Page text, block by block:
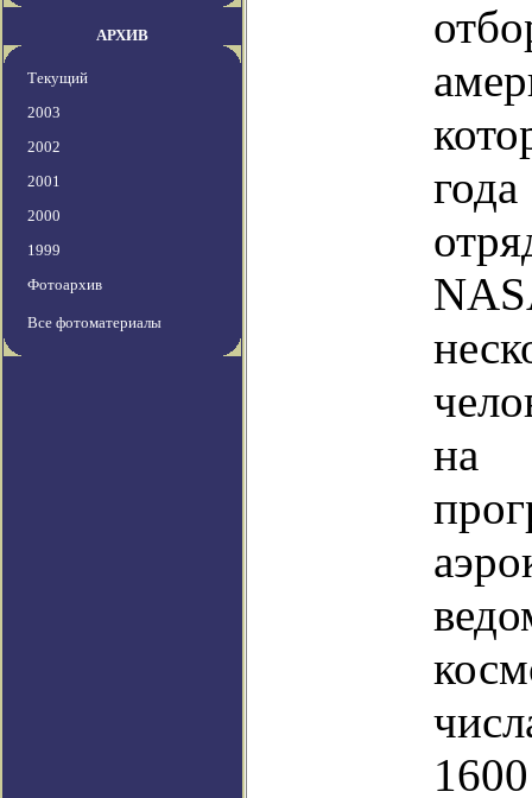
АРХИВ
Текущий
2003
2002
2001
2000
1999
Фотоархив
Все фотоматериалы
на